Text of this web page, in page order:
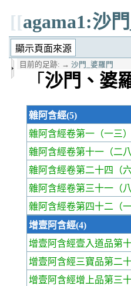
[[agama1:沙
目前的足跡: → 沙門_婆羅門
「 沙門、婆
雜阿含經(5)
雜阿含經卷第一 （一三）
雜阿含經卷第十一 （二
雜阿含經卷第二十四 （
雜阿含經卷第三十一 （
雜阿含經卷第四十二 （
增壹阿含經(4)
增壹阿含經壹入道品第
增壹阿含經三寶品第二
增壹阿含經增上品第三